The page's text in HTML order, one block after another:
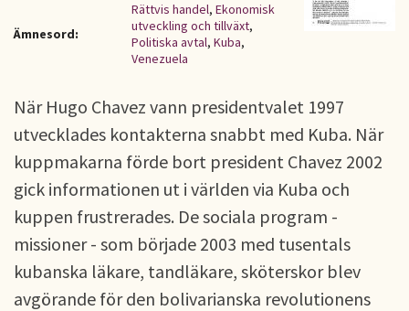
Ämnesord:
Rättvis handel, Ekonomisk
utveckling och tillväxt,
Politiska avtal, Kuba,
Venezuela
När Hugo Chavez vann presidentvalet 1997
utvecklades kontakterna snabbt med Kuba. När
kuppmakarna förde bort president Chavez 2002
gick informationen ut i världen via Kuba och
kuppen frustrerades. De sociala program -
missioner - som började 2003 med tusentals
kubanska läkare, tandläkare, sköterskor blev
avgörande för den bolivarianska revolutionens